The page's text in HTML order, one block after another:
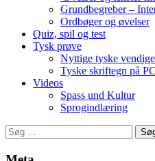
Grundbegreber –
Ordbøger og øvelser
Quiz, spil og test
Tysk prøve
Nyttige tyske
Tyske skriftegn på
Videos
Spass und Kultur
Sprogindlæring
Søg
efter: